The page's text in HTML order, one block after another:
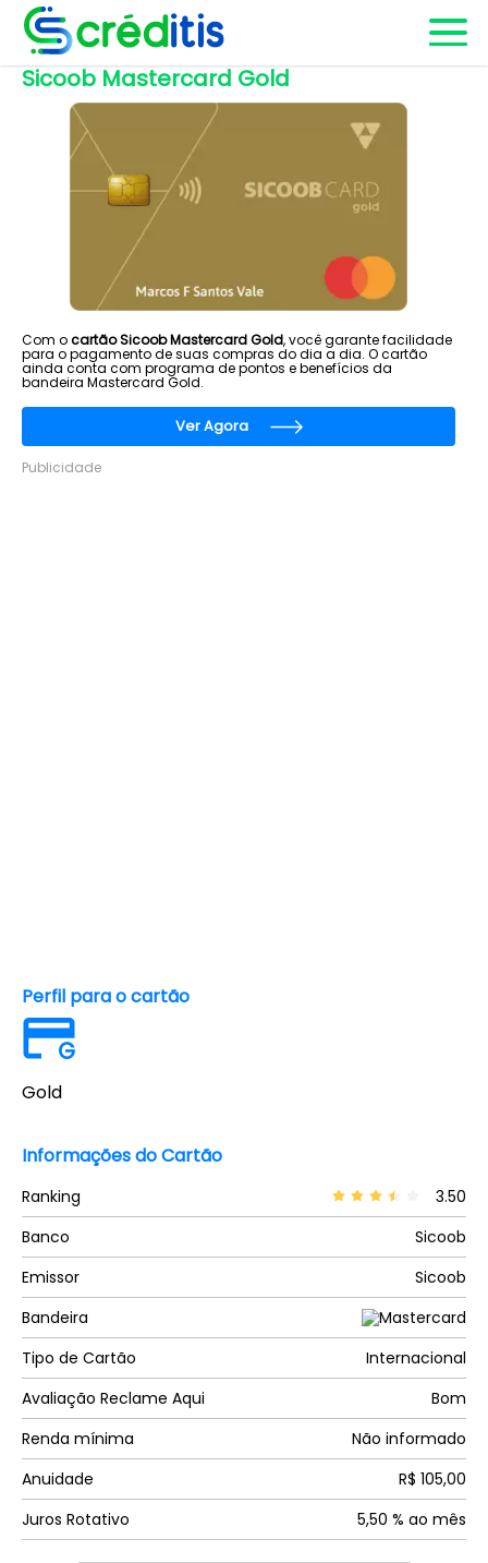
Sicoob Mastercard Gold
Com ocartão Sicoob Mastercard Gold, você garante facilidade
para o pagamento de suas compras do dia a dia. O cartão
ainda conta com programa de pontos e benefícios da
bandeira Mastercard Gold.
Ver Agora
Publicidade
Perfil para o cartão
G
Gold
Informações do Cartão
Ranking
3.50
Banco
Sicoob
Emissor
Sicoob
Bandeira
Tipo de Cartão
Internacional
Avaliação Reclame Aqui
Bom
Renda mínima
Não informado
Anuidade
R$ 105,00
Juros Rotativo
5,50 % ao mês